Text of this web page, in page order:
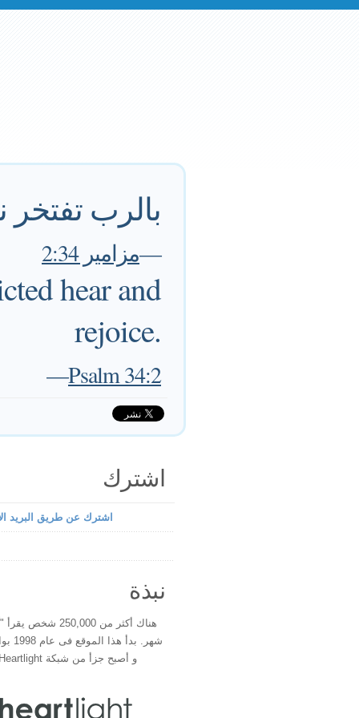
بالرب
—مزامير 2:34
hear and
rejoice.
—Psalm 34:2
اشترك
اشترك عن طريق البريد
نبذة
هناك أكثر من 250,000
شهر.
و أصبح جزأ من شبكة Heartlight فى عام 2000